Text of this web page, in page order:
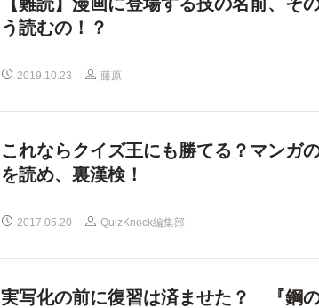
う読むの！？
2019.10.23 藤原
これならクイズ王にも勝てる？マンガ
を読め、裏漢検！
2017.05.20 QuizKnock編集部
実写化の前に復習は済ませた？ 『鋼